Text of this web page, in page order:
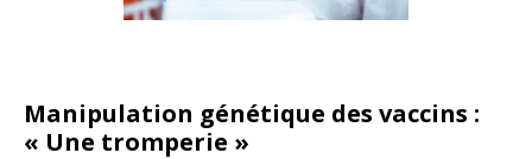
Manipulation génétique des vaccins :
« Une tromperie »